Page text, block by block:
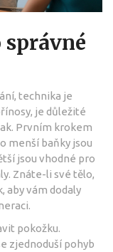
technika je
je důležité
Prvním krokem
menší baňky jsou
jsou vhodné pro
Znáte-li své tělo,
aby vám dodaly
pokožku.
zjednoduší pohyb